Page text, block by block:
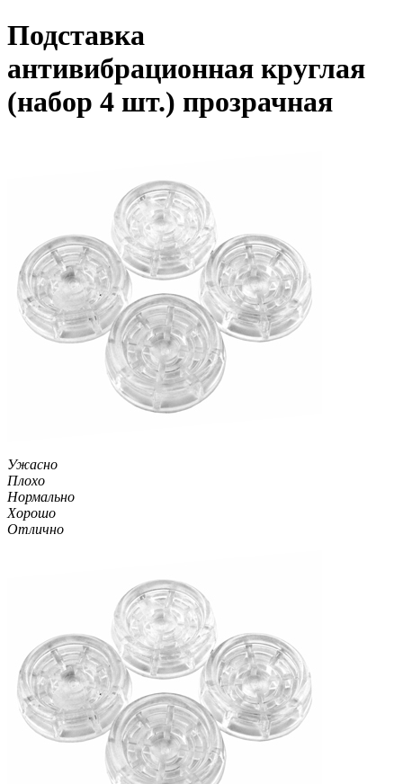
Подставка
антивибрационная круглая
(набор 4 шт.) прозрачная
Ужасно
Плохо
Нормально
Хорошо
Отлично